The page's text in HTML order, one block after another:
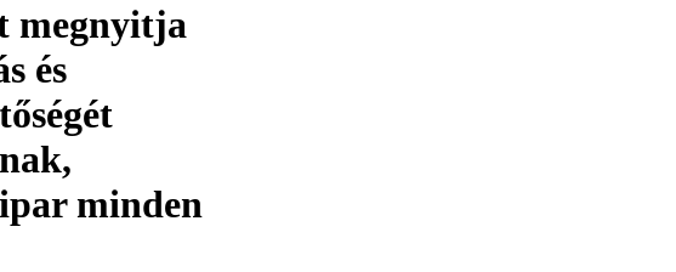
megnyitja
és
minden